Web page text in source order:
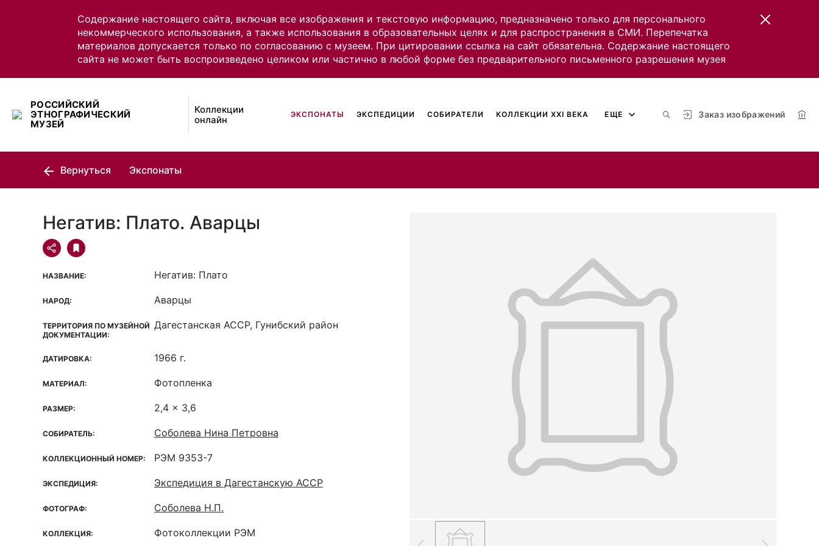
Содержание настоящего сайта, включая все изображения и текстовую информацию, предназначено только для персонального
некоммерческого использования, а также использования в образовательных целях и для распространения в СМИ. Перепечатка
материалов допускается только по согласованию с музеем. При цитировании ссылка на сайт обязательна. Содержание настоящего
сайта не может быть воспроизведено целиком или частично в любой форме без предварительного письменного разрешения музея
РОССИЙСКИЙ
ЭТНОГРАФИЧЕСКИЙ
МУЗЕЙ
Коллекции
онлайн
Заказ изображений
ЭКСПОНАТЫ ЭКСПЕДИЦИИ СОБИРАТЕЛИ КОЛЛЕКЦИИ XXI ВЕКА ЕЩЕ
Вернуться Экспонаты
Негатив: Плато. Аварцы
НАЗВАНИЕ: Негатив: Плато
НАРОД: Аварцы
ТЕРРИТОРИЯ ПО МУЗЕЙНОЙ
ДОКУМЕНТАЦИИ:
Дагестанская ACCP, Гунибский район
ДАТИРОВКА: 1966 г.
МАТЕРИАЛ: Фотопленка
РАЗМЕР: 2,4 x 3,6
СОБИРАТЕЛЬ: Соболева Нина Петровна
КОЛЛЕКЦИОННЫЙ НОМЕР: РЭМ 9353-7
ЭКСПЕДИЦИЯ: Экспедиция в Дагестанскую АССР
ФОТОГРАФ: Соболева Н.П.
КОЛЛЕКЦИЯ: Фотоколлекции РЭМ